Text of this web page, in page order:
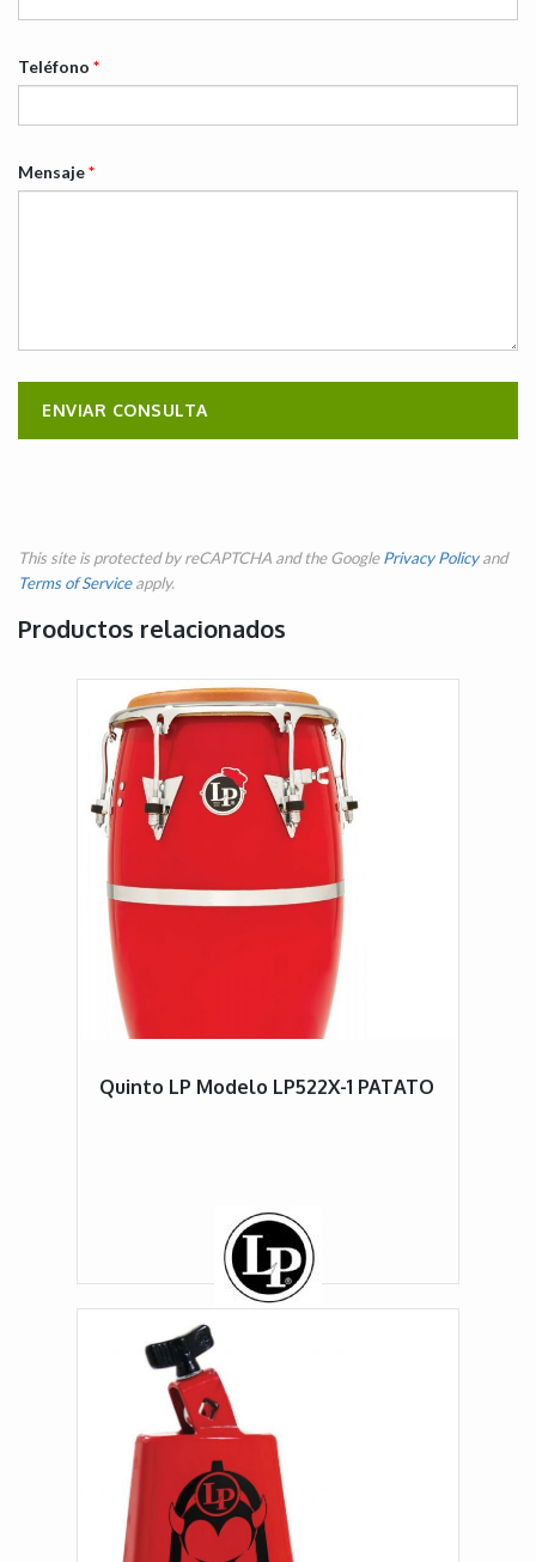
Teléfono *
Mensaje*
This site is protected by reCAPTCHA and the GooglePrivacy Policyand
Terms of Serviceapply.
Productos relacionados
Quinto LP Modelo LP522X-1 PATATO